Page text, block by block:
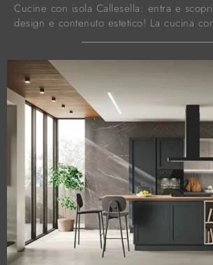
Cucine con isola Callesella: entra e
design e contenuto estetico! La cucina